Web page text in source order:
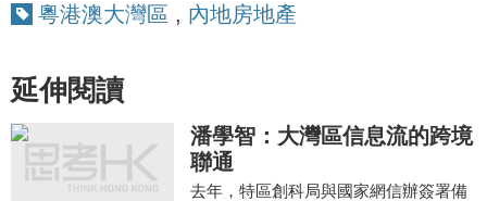
粵港澳大灣區 , 內地房地產
延伸閱讀
潘學智：大灣區信息流的跨境
聯通
去年，特區創科局與國家網信辦簽署備